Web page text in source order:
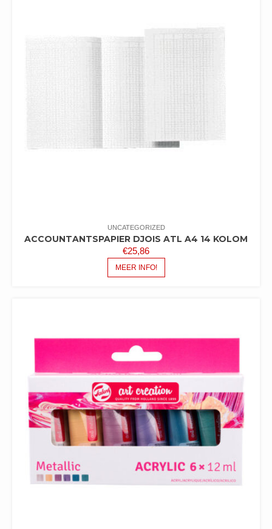
UNCATEGORIZED
ACCOUNTANTSPAPIER DJOIS ATL A4 14 KOLOM
€25,86
MEER INFO!